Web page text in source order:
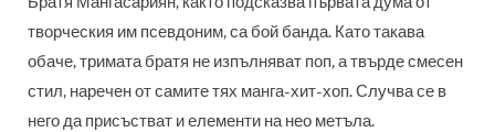
творческия им псевдоним, са бой банда. Като такава
обаче, тримата братя не изпълняват поп, а твърде смесен
стил, наречен от самите тях манга-хит-хоп. Случва се в
него да присъстват и елементи на нео метъла.